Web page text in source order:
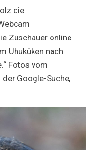
die
Zuschauer online
Uhuküken nach
Fotos vom
Google-Suche,